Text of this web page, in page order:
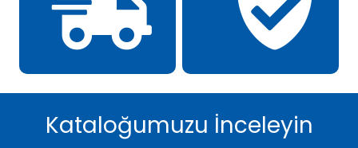
Kataloğumuzu İnceleyin